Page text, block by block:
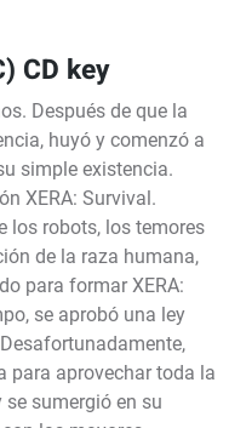
CD key
Después de que la
huyó y comenzó a
simple existencia.
XERA: Survival.
los robots, los temores
de la raza humana,
para formar XERA:
se aprobó una ley
para aprovechar toda la
sumergió en su